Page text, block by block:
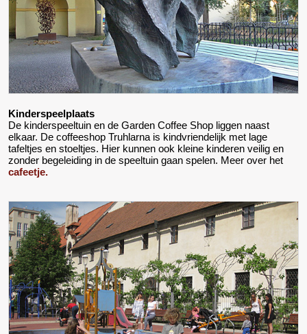
Kinderspeelplaats
De kinderspeeltuin en de Garden Coffee Shop liggen naast
elkaar. De coffeeshop Truhlarna is kindvriendelijk met lage
tafeltjes en stoeltjes. Hier kunnen ook kleine kinderen veilig en
zonder begeleiding in de speeltuin gaan spelen. Meer over het
cafeetje.